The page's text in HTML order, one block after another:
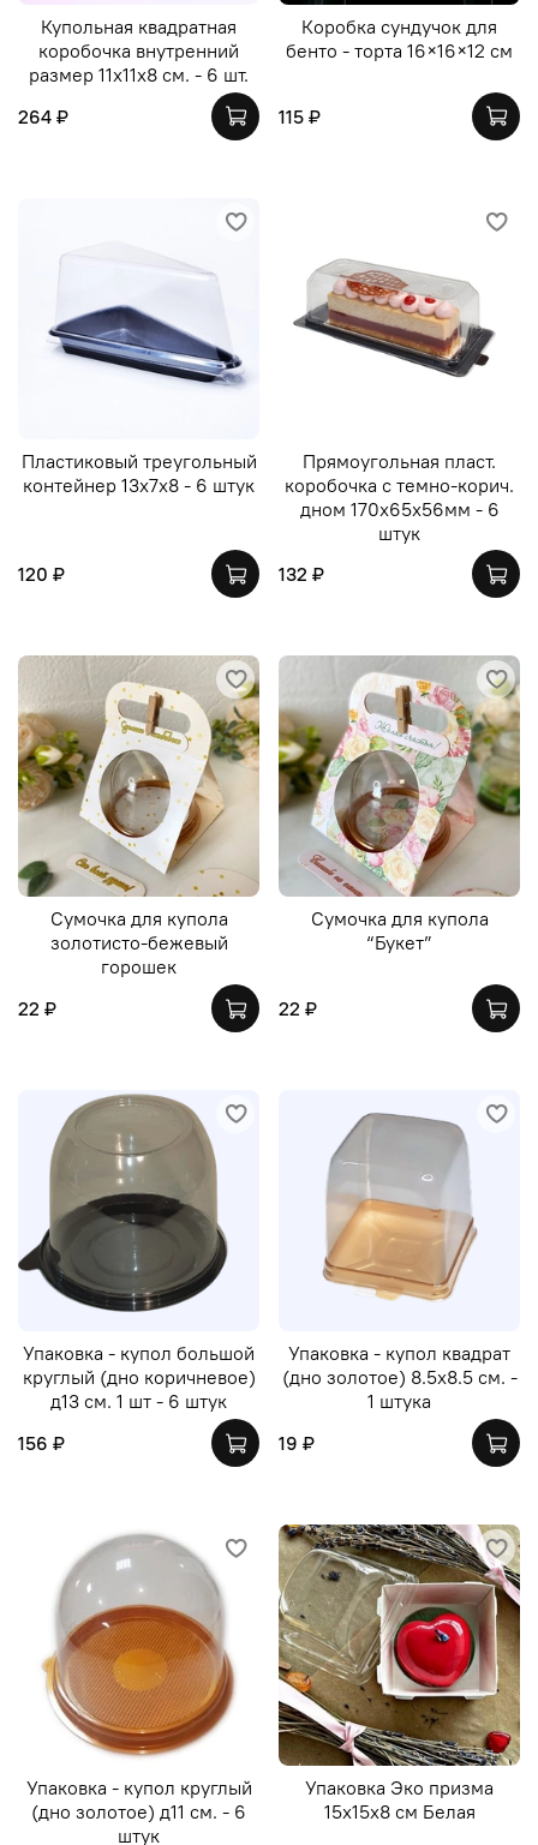
Купольная квадратная
коробочка внутренний
размер 11х11х8 см. - 6 шт.
264 ₽
Коробка сундучок для
бенто - торта 16×16×12 см
115 ₽
Пластиковый треугольный
контейнер 13х7х8 - 6 штук
120 ₽
Прямоугольная пласт.
коробочка с темно-корич.
дном 170х65х56мм - 6
штук
132 ₽
Сумочка для купола
золотисто-бежевый
горошек
22 ₽
Сумочка для купола
“Букет”
22 ₽
Упаковка - купол большой
круглый (дно коричневое)
д13 см. 1 шт - 6 штук
156 ₽
Упаковка - купол квадрат
(дно золотое) 8.5х8.5 см. -
1 штука
19 ₽
Упаковка - купол круглый
(дно золотое) д11 см. - 6
штук
Упаковка Эко призма
15х15х8 см Белая